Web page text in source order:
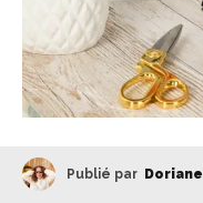
Publié par Doriane